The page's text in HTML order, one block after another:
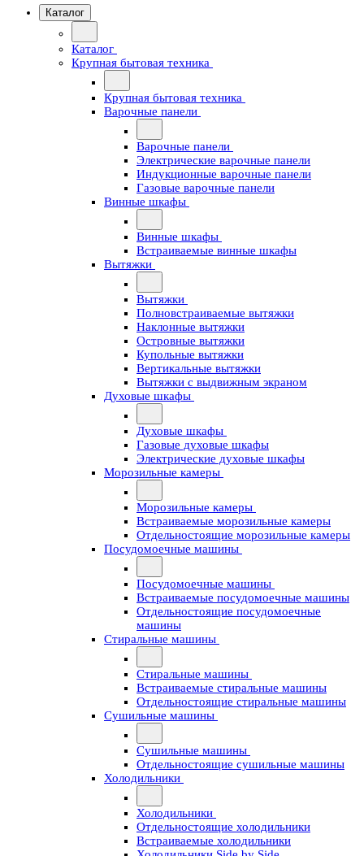
Каталог
Каталог
Крупная бытовая техника
Крупная бытовая техника
Варочные панели
Варочные панели
Электрические варочные панели
Индукционные варочные панели
Газовые варочные панели
Винные шкафы
Винные шкафы
Встраиваемые винные шкафы
Вытяжки
Вытяжки
Полновстраиваемые вытяжки
Наклонные вытяжки
Островные вытяжки
Купольные вытяжки
Вертикальные вытяжки
Вытяжки с выдвижным экраном
Духовые шкафы
Духовые шкафы
Газовые духовые шкафы
Электрические духовые шкафы
Морозильные камеры
Морозильные камеры
Встраиваемые морозильные камеры
Отдельностоящие морозильные камеры
Посудомоечные машины
Посудомоечные машины
Встраиваемые посудомоечные машины
Отдельностоящие посудомоечные
машины
Стиральные машины
Стиральные машины
Встраиваемые стиральные машины
Отдельностоящие стиральные машины
Сушильные машины
Сушильные машины
Отдельностоящие сушильные машины
Холодильники
Холодильники
Отдельностоящие холодильники
Встраиваемые холодильники